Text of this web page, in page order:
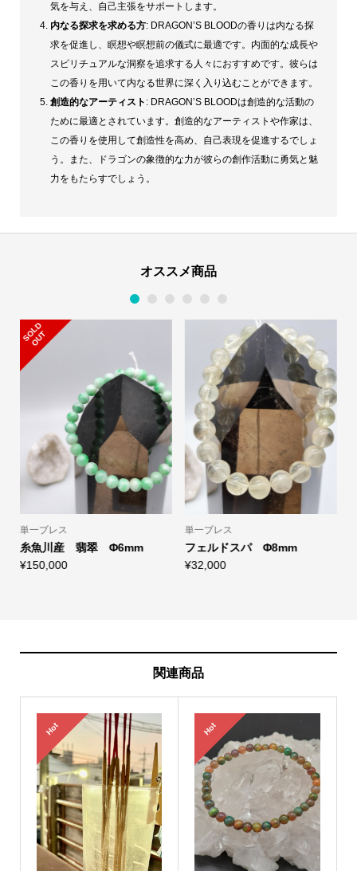
気を与え、自己主張をサポートします。
内なる探求を求める方: DRAGON’S BLOODの香りは内なる探
求を促進し、瞑想や瞑想前の儀式に最適です。内面的な成長や
スピリチュアルな洞察を追求する人々におすすめです。彼らは
この香りを用いて内なる世界に深く入り込むことができます。
創造的なアーティスト : DRAGON’S BLOODは創造的な活動の
ために最適とされています。創造的なアーティストや作家は、
この香りを使用して創造性を高め、自己表現を促進するでしょ
う。また、ドラゴンの象徴的な力が彼らの創作活動に勇気と魅
力をもたらすでしょう。
オススメ商品
S
O
L
D
O
U
T
単一ブレス
糸魚川産 翡翠 Φ6mm
¥150,000
単一ブレス
フェルドスパ Φ8mm
¥32,000
1 2 3 4 5 6
関連商品
Hot Hot